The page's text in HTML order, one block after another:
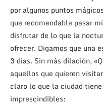
por algunos puntos
que recomendable pasar
disfrutar de lo que la
ofrecer. Digamos que una
3 días. Sin más dilación,
aquellos que quieren
claro lo que la ciudad
imprescindibles: